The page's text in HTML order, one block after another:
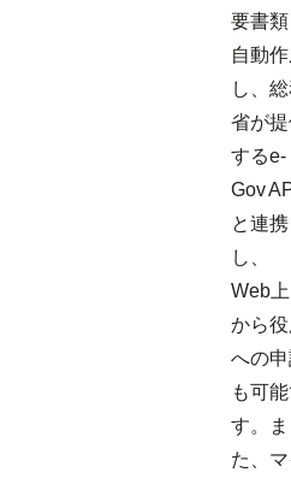
要書
自動
し、
省が
するe-
Gov
と連携
し、
Web上
から
への
も可
す。ま
た、マ